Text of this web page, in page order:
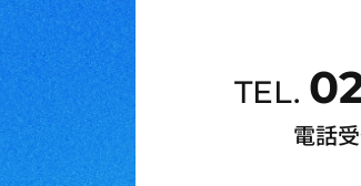
TEL.
電話